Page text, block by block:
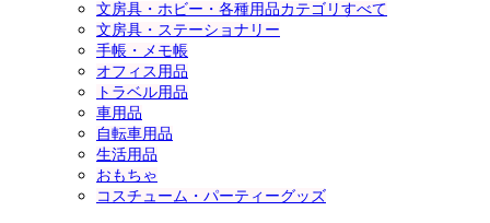
文房具・ホビー・各種用品カテゴリすべて
文房具・ステーショナリー
手帳・メモ帳
オフィス用品
トラベル用品
車用品
自転車用品
生活用品
おもちゃ
コスチューム・パーティーグッズ